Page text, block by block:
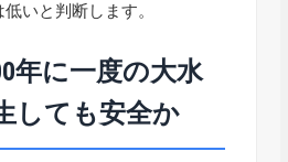
いと判断します。
年に一度の大水
しても安全か